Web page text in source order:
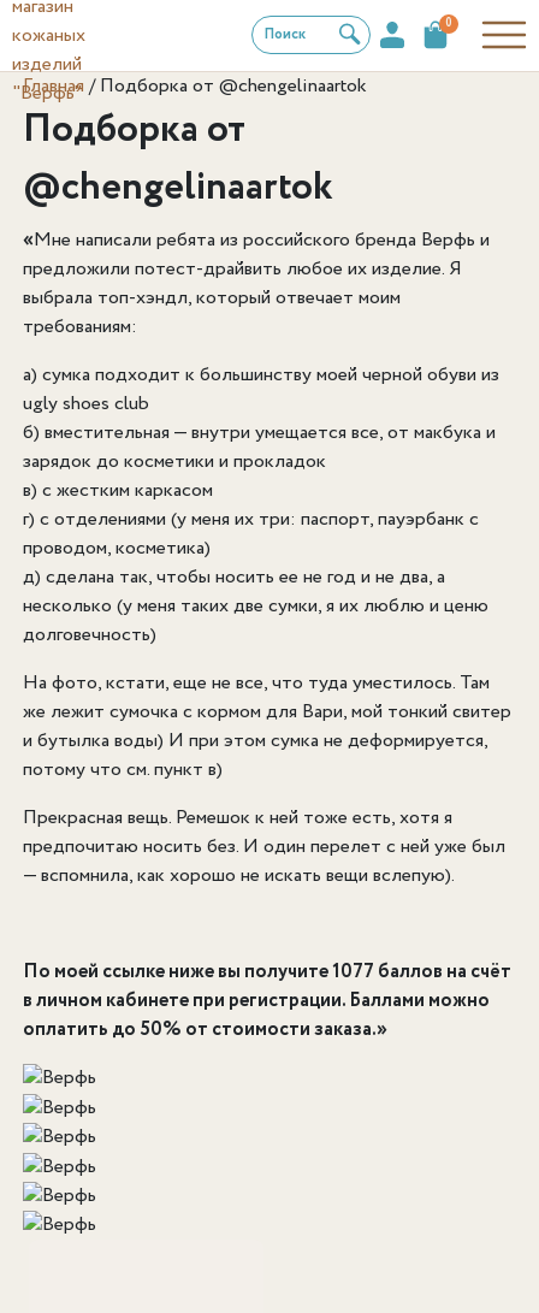
Поиск
0
Главная /Подборка от @chengelinaartok
Подборка от
@chengelinaartok
«Мне написали ребята из российского бренда Верфь и
предложили потест-драйвить любое их изделие. Я
выбрала топ-хэндл, который отвечает моим
требованиям:
а) сумка подходит к большинству моей черной обуви из
ugly shoes club
б) вместительная — внутри умещается все, от макбука и
зарядок до косметики и прокладок
в) с жестким каркасом
г) с отделениями (у меня их три: паспорт, пауэрбанк с
проводом, косметика)
д) сделана так, чтобы носить ее не год и не два, а
несколько (у меня таких две сумки, я их люблю и ценю
долговечность)
На фото, кстати, еще не все, что туда уместилось. Там
же лежит сумочка с кормом для Вари, мой тонкий свитер
и бутылка воды) И при этом сумка не деформируется,
потому что см. пункт в)
Прекрасная вещь. Ремешок к ней тоже есть, хотя я
предпочитаю носить без. И один перелет с ней уже был
— вспомнила, как хорошо не искать вещи вслепую).
По моей ссылке ниже вы получите 1077 баллов на счёт
в личном кабинете при регистрации. Баллами можно
оплатить до 50% от стоимости заказа.»